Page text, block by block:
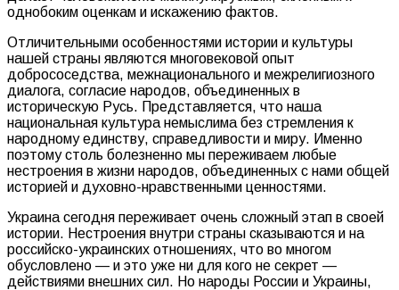
однобоким оценкам и искажению фактов.
Отличительными особенностями истории и культуры
нашей страны являются многовековой опыт
добрососедства, межнационального и межрелигиозного
диалога, согласие народов, объединенных в
историческую Русь. Представляется, что наша
национальная культура немыслима без стремления к
народному единству, справедливости и миру. Именно
поэтому столь болезненно мы переживаем любые
нестроения в жизни народов, объединенных с нами общей
историей и духовно-нравственными ценностями.
Украина сегодня переживает очень сложный этап в своей
истории. Нестроения внутри страны сказываются и на
российско-украинских отношениях, что во многом
обусловлено — и это уже ни для кого не секрет —
действиями внешних сил. Но народы России и Украины,